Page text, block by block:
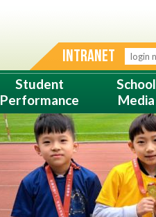
INTRANET
Student
Performance
School
Media